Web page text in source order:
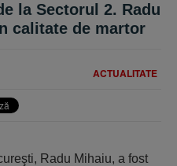
la Sectorul 2. Radu
calitate de martor
ACTUALITATE
Radu Mihaiu, a fost